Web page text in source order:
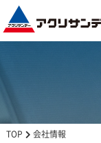
TOP 会社情報